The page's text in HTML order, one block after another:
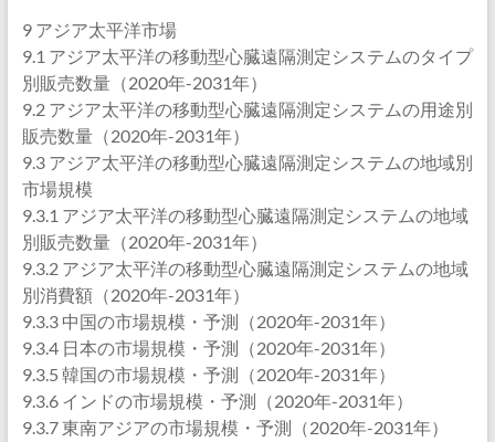
9 アジア太平洋市場
9.1 アジア太平洋の移動型心臓遠隔測定システムのタイプ
別販売数量（2020年-2031年）
9.2 アジア太平洋の移動型心臓遠隔測定システムの用途別
販売数量（2020年-2031年）
9.3 アジア太平洋の移動型心臓遠隔測定システムの地域別
市場規模
9.3.1 アジア太平洋の移動型心臓遠隔測定システムの地域
別販売数量（2020年-2031年）
9.3.2 アジア太平洋の移動型心臓遠隔測定システムの地域
別消費額（2020年-2031年）
9.3.3 中国の市場規模・予測（2020年-2031年）
9.3.4 日本の市場規模・予測（2020年-2031年）
9.3.5 韓国の市場規模・予測（2020年-2031年）
9.3.6 インドの市場規模・予測（2020年-2031年）
9.3.7 東南アジアの市場規模・予測（2020年-2031年）